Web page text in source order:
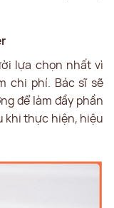
lựa chọn nhất vì
chi phí. Bác sĩ sẽ
để làm đầy phần
khi thực hiện, hiệu